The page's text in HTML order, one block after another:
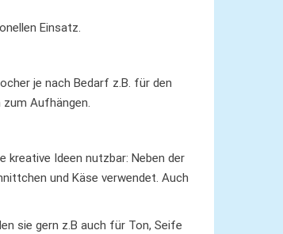
Einsatz.
je nach Bedarf z.B. für den
zum Aufhängen.
kreative Ideen nutzbar: Neben der
und Käse verwendet. Auch
sie gern z.B auch für Ton, Seife